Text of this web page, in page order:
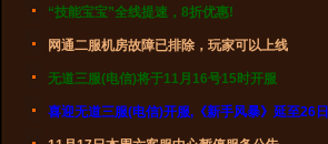
“技能宝宝”全线提速，8折优惠!
网通二服机房故障已排除，玩家可以上线
无道三服(电信)将于11月16号15时开服
喜迎无道三服(电信)开服,《新手风暴》延至26